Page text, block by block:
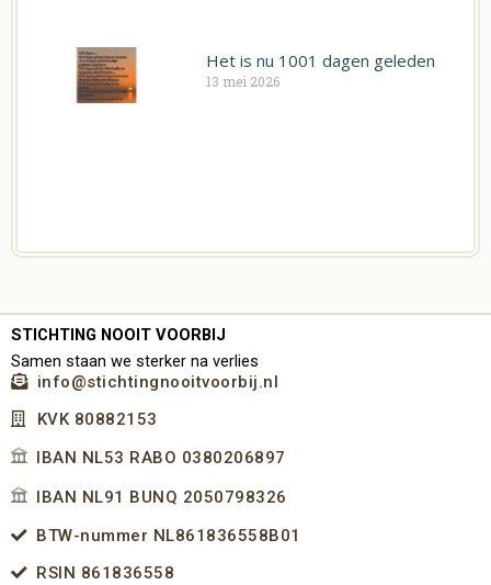
Het is nu 1001 dagen geleden
13 mei 2026
STICHTING NOOIT VOORBIJ
Samen staan we sterker na verlies
info@stichtingnooitvoorbij.nl
KVK 80882153
IBAN NL53 RABO 0380206897
IBAN NL91 BUNQ 2050798326
BTW-nummer NL861836558B01
RSIN 861836558